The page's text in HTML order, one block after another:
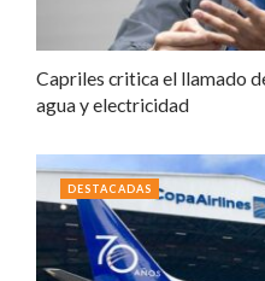
Capriles critica el llamado
agua y electricidad
DESTACADAS